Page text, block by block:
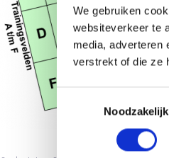
We gebruiken
websiteverkeer te
media, adverteren
verstrekt of die ze
Noodzakelijk